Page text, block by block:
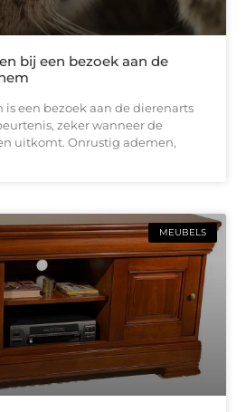
bij een bezoek aan de
is een bezoek aan de dierenarts
zeker wanneer de
uitkomt. Onrustig ademen,
MEUBELS